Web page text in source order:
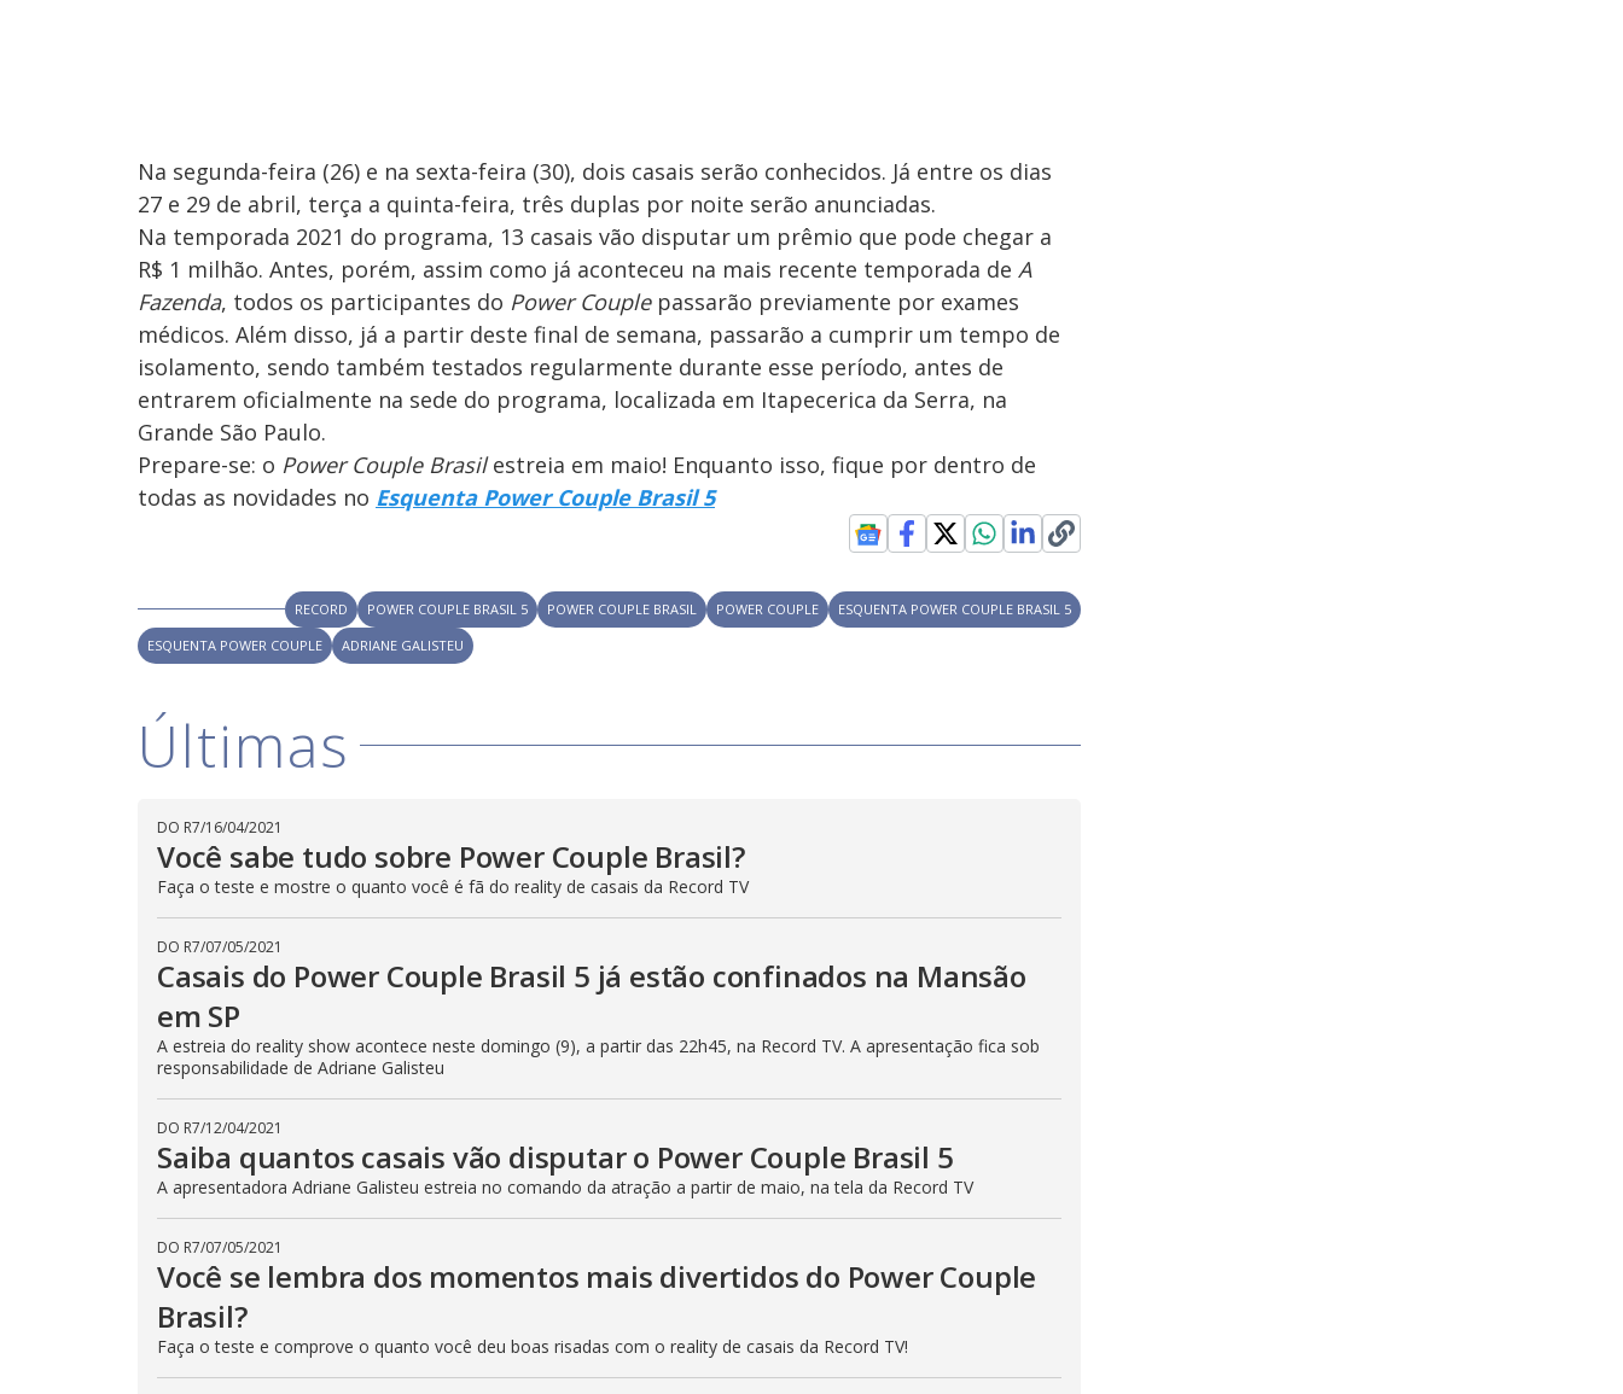
Na segunda-feira (26) e na sexta-feira (30), dois casais serão conhecidos. Já entre os dias
27 e 29 de abril, terça a quinta-feira, três duplas por noite serão anunciadas.
Na temporada 2021 do programa, 13 casais vão disputar um prêmio que pode chegar a
R$ 1 milhão. Antes, porém, assim como já aconteceu na mais recente temporada de A
Fazenda, todos os participantes do Power Couplepassarão previamente por exames
médicos. Além disso, já a partir deste final de semana, passarão a cumprir um tempo de
isolamento, sendo também testados regularmente durante esse período, antes de
entrarem oficialmente na sede do programa, localizada em Itapecerica da Serra, na
Grande São Paulo.
Prepare-se: o Power Couple Brasilestreia em maio! Enquanto isso, fique por dentro de
todas as novidades no Esquenta Power Couple Brasil 5
RECORD POWER COUPLE BRASIL 5 POWER COUPLE BRASIL POWER COUPLE
ESQUENTA POWER COUPLE BRASIL 5
ESQUENTA POWER COUPLE
ADRIANE GALISTEU
Últimas
DO R7/16/04/2021
Você sabe tudo sobre Power Couple Brasil?
Faça o teste e mostre o quanto você é fã do reality de casais da Record TV
DO R7/07/05/2021
Casais do Power Couple Brasil 5 já estão confinados na Mansão
em SP
A estreia do reality show acontece neste domingo (9), a partir das 22h45, na Record TV. A apresentação fica sob
responsabilidade de Adriane Galisteu
DO R7/12/04/2021
Saiba quantos casais vão disputar o Power Couple Brasil 5
A apresentadora Adriane Galisteu estreia no comando da atração a partir de maio, na tela da Record TV
DO R7/07/05/2021
Você se lembra dos momentos mais divertidos do Power Couple
Brasil?
Faça o teste e comprove o quanto você deu boas risadas com o reality de casais da Record TV!